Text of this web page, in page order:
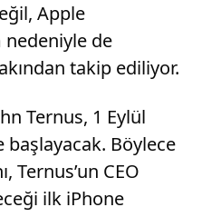
Apple
de
takip ediliyor.
Ternus, 1 Eylül
başlayacak. Böylece
Ternus’un CEO
ilk iPhone